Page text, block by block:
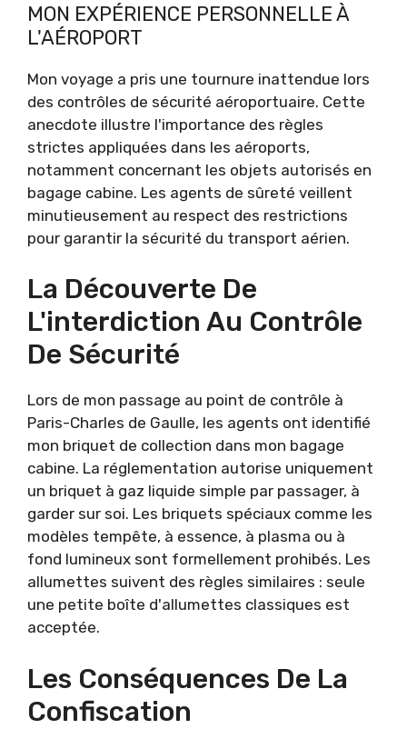
MON EXPÉRIENCE PERSONNELLE À
L'AÉROPORT
Mon voyage a pris une tournure inattendue lors
des contrôles de sécurité aéroportuaire. Cette
anecdote illustre l'importance des règles
strictes appliquées dans les aéroports,
notamment concernant les objets autorisés en
bagage cabine. Les agents de sûreté veillent
minutieusement au respect des restrictions
pour garantir la sécurité du transport aérien.
La Découverte De
L'interdiction Au Contrôle
De Sécurité
Lors de mon passage au point de contrôle à
Paris-Charles de Gaulle, les agents ont identifié
mon briquet de collection dans mon bagage
cabine. La réglementation autorise uniquement
un briquet à gaz liquide simple par passager, à
garder sur soi. Les briquets spéciaux comme les
modèles tempête, à essence, à plasma ou à
fond lumineux sont formellement prohibés. Les
allumettes suivent des règles similaires : seule
une petite boîte d'allumettes classiques est
acceptée.
Les Conséquences De La
Confiscation